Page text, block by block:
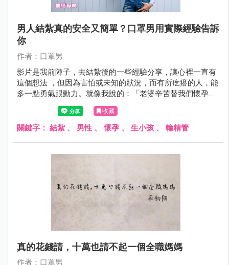
男人結紮真的安全又簡單？口罩男用實際經驗告訴
你
作者：口罩男
影片是我前陣子，去結紮後的一些經驗分享，讓心裡一直有
這個想法 ，但因為害怕或未知的狀況，而有所疙瘩的人，能
多一點勇氣跟動力。就像我說的：「老婆辛苦替我們懷孕生
子， 我們為她去結紮 ，彼此為了對方而各挨一刀或一痛，
其實想想，真的挺浪漫的。」
收藏
關鍵字： 結紮、 男性 、懷孕 、 生小孩 、 輸精管
真的花錢請，十萬也請不起一個全職媽媽
作者：口罩男